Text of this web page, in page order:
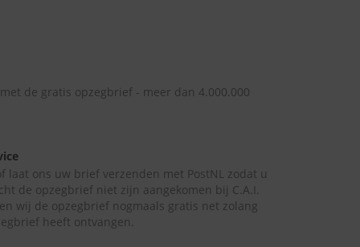
de gratis opzegbrief - meer dan 4.000.000
laat ons uw brief verzenden met PostNL zodat u
de opzegbrief niet zijn aangekomen bij C.A.I.
wij de opzegbrief nogmaals gratis net zolang
heeft ontvangen.